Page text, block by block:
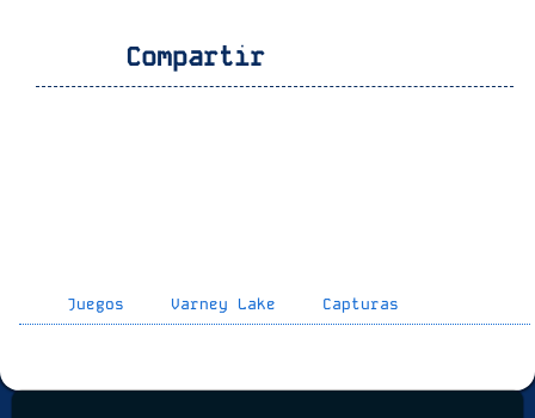
Compartir
Juegos Varney Lake Capturas